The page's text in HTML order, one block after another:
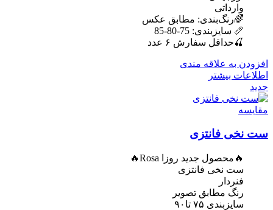
وارداتی
🌈رنگ‌بندی: مطابق عکس
📏 سایزبندی: 75-80-85
🍒حداقل سفارش ۶ عدد
افزودن به علاقه مندی
اطلاعات بیشتر
جدید
مقایسه
ست نخی فانتزی
🔥محصول جدید روزا Rosa🔥
ست نخی فانتزی
فنردار
رنگ مطابق تصویر
سایزبندی ۷۵ تا۹۰